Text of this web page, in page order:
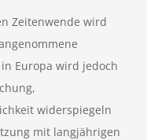
Zeitenwende wird
Europa wird jedoch
widerspiegeln
mit langjährigen